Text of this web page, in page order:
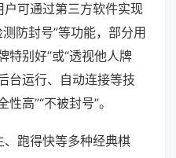
可通过第三方软件实现
测防封号”等功能，部分用
特别好”或“透视他人牌
台运行、自动连接等技
高”“不被封号”。
跑得快等多种经典棋